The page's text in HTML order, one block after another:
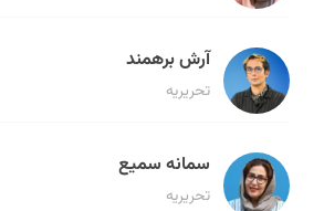
آرش برهمند
تحریریه
سمانه سمیع
تحریریه